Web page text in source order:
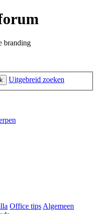
branding
Uitgebreid zoeken
Office tipsAlgemeen